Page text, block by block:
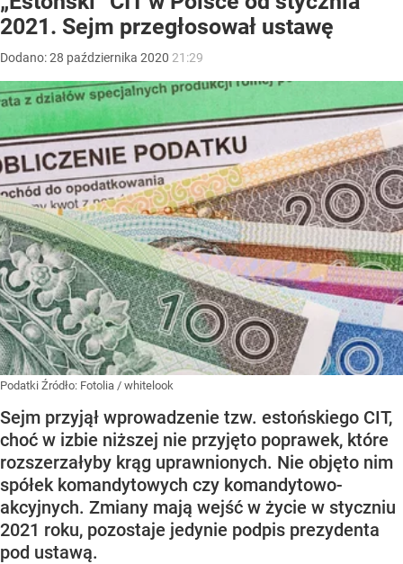
2021. Sejm przegłosował ustawę
Dodano:28 października 2020 21:29
Podatki Źródło: Fotolia / whitelook
Sejm przyjął wprowadzenie tzw. estońskiego CIT,
choć w izbie niższej nie przyjęto poprawek, które
rozszerzałyby krąg uprawnionych. Nie objęto nim
spółek komandytowych czy komandytowo-
akcyjnych. Zmiany mają wejść w życie w styczniu
2021 roku, pozostaje jedynie podpis prezydenta
pod ustawą.